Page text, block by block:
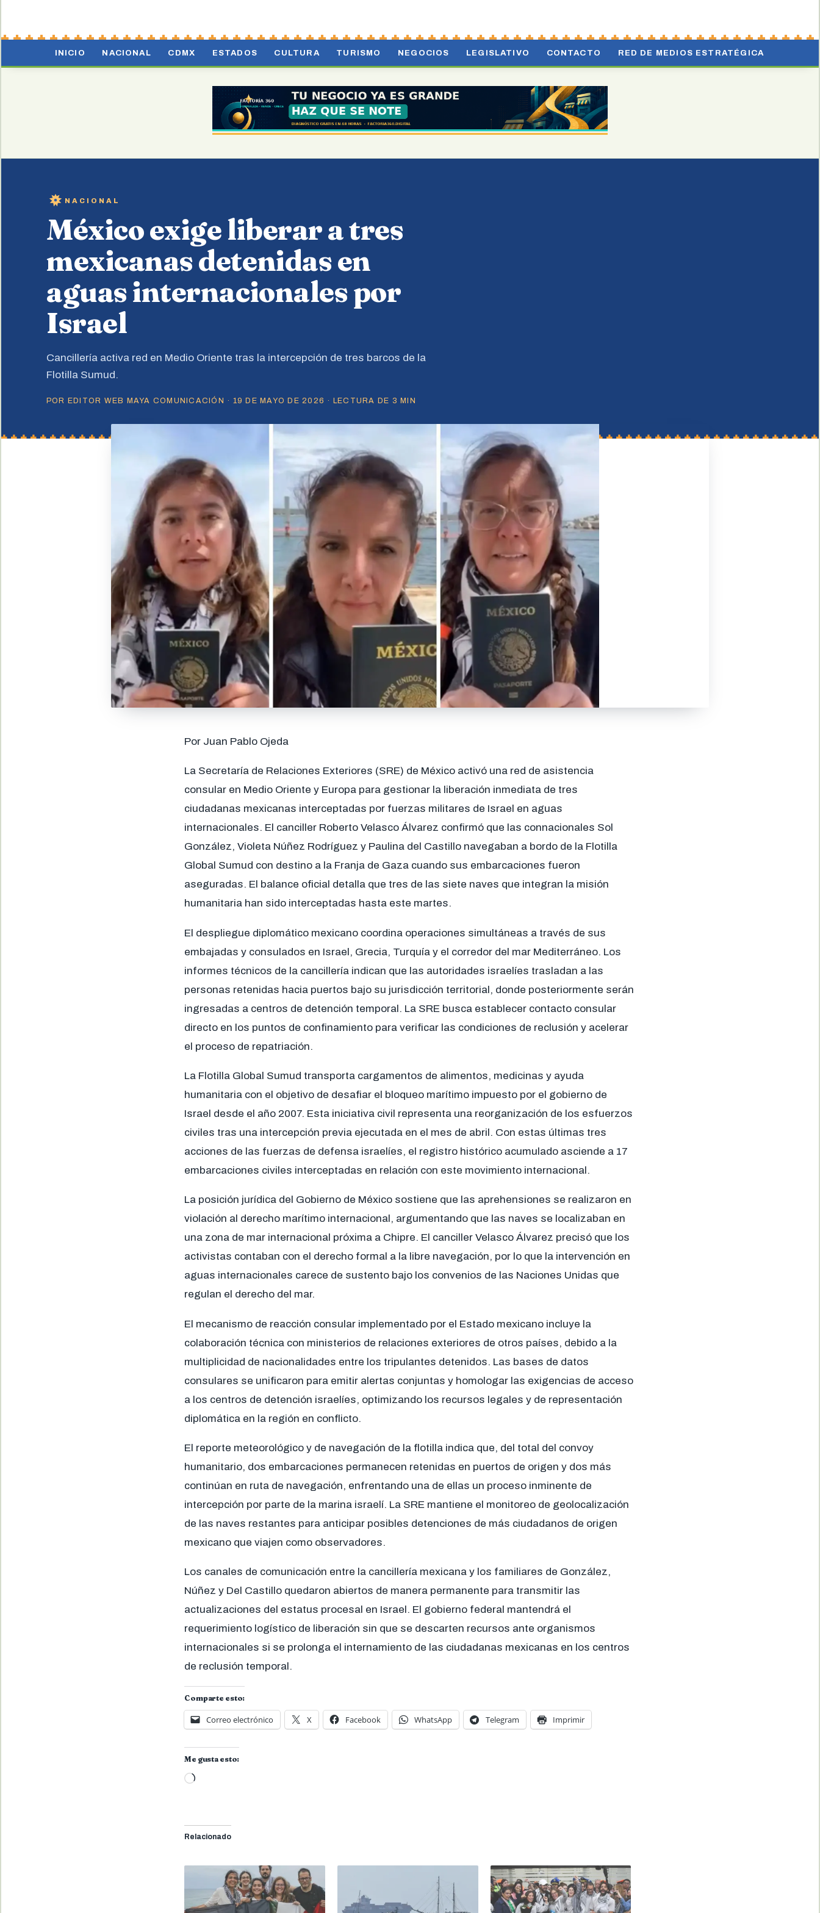
INICIO NACIONAL CDMX ESTADOS CULTURA TURISMO NEGOCIOS LEGISLATIVO CONTACTO RED DE MEDIOS ESTRATÉGICA
NACIONAL
México exige liberar a tres
mexicanas detenidas en
aguas internacionales por
Israel
Cancillería activa red en Medio Oriente tras la intercepción de tres barcos de la
Flotilla Sumud.
POR EDITOR WEB MAYA COMUNICACIÓN · 19 DE MAYO DE 2026 · LECTURA DE 3 MIN
Por Juan Pablo Ojeda
La Secretaría de Relaciones Exteriores (SRE) de México activó una red de asistencia
consular en Medio Oriente y Europa para gestionar la liberación inmediata de tres
ciudadanas mexicanas interceptadas por fuerzas militares de Israel en aguas
internacionales. El canciller Roberto Velasco Álvarez confirmó que las connacionales Sol
González, Violeta Núñez Rodríguez y Paulina del Castillo navegaban a bordo de la Flotilla
Global Sumud con destino a la Franja de Gaza cuando sus embarcaciones fueron
aseguradas. El balance oficial detalla que tres de las siete naves que integran la misión
humanitaria han sido interceptadas hasta este martes.
El despliegue diplomático mexicano coordina operaciones simultáneas a través de sus
embajadas y consulados en Israel, Grecia, Turquía y el corredor del mar Mediterráneo. Los
informes técnicos de la cancillería indican que las autoridades israelíes trasladan a las
personas retenidas hacia puertos bajo su jurisdicción territorial, donde posteriormente serán
ingresadas a centros de detención temporal. La SRE busca establecer contacto consular
directo en los puntos de confinamiento para verificar las condiciones de reclusión y acelerar
el proceso de repatriación.
La Flotilla Global Sumud transporta cargamentos de alimentos, medicinas y ayuda
humanitaria con el objetivo de desafiar el bloqueo marítimo impuesto por el gobierno de
Israel desde el año 2007. Esta iniciativa civil representa una reorganización de los esfuerzos
civiles tras una intercepción previa ejecutada en el mes de abril. Con estas últimas tres
acciones de las fuerzas de defensa israelíes, el registro histórico acumulado asciende a 17
embarcaciones civiles interceptadas en relación con este movimiento internacional.
La posición jurídica del Gobierno de México sostiene que las aprehensiones se realizaron en
violación al derecho marítimo internacional, argumentando que las naves se localizaban en
una zona de mar internacional próxima a Chipre. El canciller Velasco Álvarez precisó que los
activistas contaban con el derecho formal a la libre navegación, por lo que la intervención en
aguas internacionales carece de sustento bajo los convenios de las Naciones Unidas que
regulan el derecho del mar.
El mecanismo de reacción consular implementado por el Estado mexicano incluye la
colaboración técnica con ministerios de relaciones exteriores de otros países, debido a la
multiplicidad de nacionalidades entre los tripulantes detenidos. Las bases de datos
consulares se unificaron para emitir alertas conjuntas y homologar las exigencias de acceso
a los centros de detención israelíes, optimizando los recursos legales y de representación
diplomática en la región en conflicto.
El reporte meteorológico y de navegación de la flotilla indica que, del total del convoy
humanitario, dos embarcaciones permanecen retenidas en puertos de origen y dos más
continúan en ruta de navegación, enfrentando una de ellas un proceso inminente de
intercepción por parte de la marina israelí. La SRE mantiene el monitoreo de geolocalización
de las naves restantes para anticipar posibles detenciones de más ciudadanos de origen
mexicano que viajen como observadores.
Los canales de comunicación entre la cancillería mexicana y los familiares de González,
Núñez y Del Castillo quedaron abiertos de manera permanente para transmitir las
actualizaciones del estatus procesal en Israel. El gobierno federal mantendrá el
requerimiento logístico de liberación sin que se descarten recursos ante organismos
internacionales si se prolonga el internamiento de las ciudadanas mexicanas en los centros
de reclusión temporal.
Comparte esto:
Correo electrónico X Facebook WhatsApp Telegram Imprimir
Me gusta esto:
Cargando...
Relacionado